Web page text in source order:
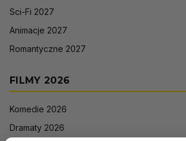
Sci-Fi 2027
Animacje 2027
Romantyczne 2027
FILMY 2026
Komedie 2026
Dramaty 2026